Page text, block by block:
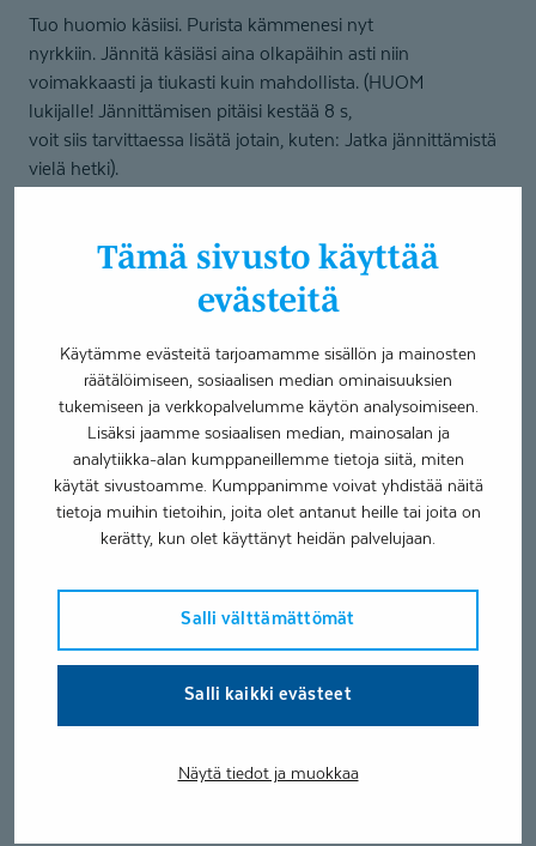
Tämä sivusto käyttää
evästeitä
Käytämme evästeitä tarjoamamme sisällön ja mainosten
räätälöimiseen, sosiaalisen median ominaisuuksien
tukemiseen ja verkkopalvelumme käytön analysoimiseen.
Lisäksi jaamme sosiaalisen median, mainosalan ja
analytiikka-alan kumppaneillemme tietoja siitä, miten
käytät sivustoamme. Kumppanimme voivat yhdistää näitä
tietoja muihin tietoihin, joita olet antanut heille tai joita on
kerätty, kun olet käyttänyt heidän palvelujaan.
Salli välttämättömät
Salli kaikki evästeet
Näytä tiedot ja muokkaa
Tuo huomio käsiisi. Purista kämmenesi nyt
nyrkkiin. Jännitä käsiäsi aina olkapäihin asti niin
voimakkaasti ja tiukasti kuin mahdollista. (HUOM
lukijalle! Jännittämisen pitäisi kestää 8 s,
voit siis tarvittaessa lisätä jotain, kuten: Jatka jännittämistä
vielä hetki).
käsiesi matkalta.
Toistamme tämän käsien nyrkkiin puristamisen ja
lihasjännityksen aikana ykkösestä kymmeneen. Sinä voit
laskemisen aikana keskittyä jännittämään käsiäsi niin
tiukasti ja voimakkaasti kuin mahdollista.
Purista kätesi uudelleen nyrkkiin nyt. 1-2-3-4-5-6-7-8-9-10
(taas n. 8 s)
ravistella niitä hiukan.
Ja vielä kerran, jännitä kätesi nyt. 1-2-3-4-5-6-7-8-9-10 (n.